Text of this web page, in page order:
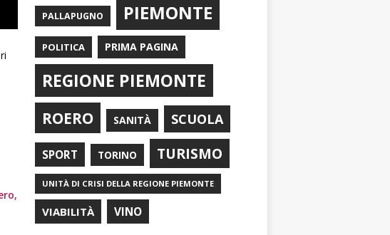
PALLAPUGNO PIEMONTE
POLITICA PRIMA PAGINA
REGIONE PIEMONTE
ROERO SANITÀ SCUOLA
SPORT TORINO TURISMO
UNITÀ DI CRISI DELLA REGIONE PIEMONTE
VIABILITÀ VINO